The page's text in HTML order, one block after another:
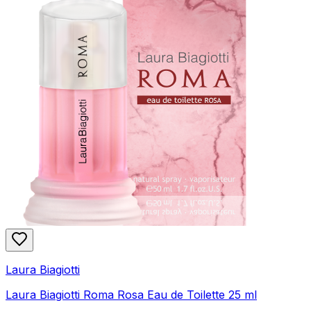
Laura Biagiotti
Laura Biagiotti Roma Rosa Eau de Toilette 25 ml